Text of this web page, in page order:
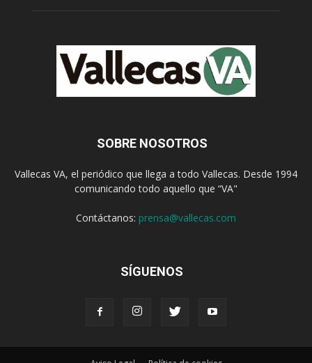
SOBRE NOSOTROS
Vallecas VA, el periódico que llega a todo Vallecas. Desde 1994
comunicando todo aquello que “VA"
Contáctanos: prensa@vallecas.com
SÍGUENOS